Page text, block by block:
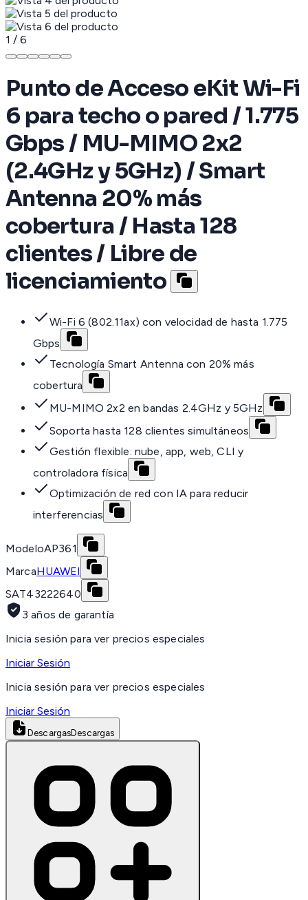
1 / 6
Punto de Acceso eKit Wi-Fi
6 para techo o pared / 1.775
Gbps / MU-MIMO 2x2
(2.4GHz y 5GHz) / Smart
Antenna 20% más
cobertura / Hasta 128
clientes / Libre de
licenciamiento
Wi-Fi 6 (802.11ax) con velocidad de hasta 1.775
Gbps
Tecnología Smart Antenna con 20% más
cobertura
MU-MIMO 2x2 en bandas 2.4GHz y 5GHz
Soporta hasta 128 clientes simultáneos
Gestión flexible: nube, app, web, CLI y
controladora física
Optimización de red con IA para reducir
interferencias
ModeloAP361
MarcaHUAWEI
SAT43222640
3 años de garantía
Inicia sesión para ver precios especiales
Iniciar Sesión
Inicia sesión para ver precios especiales
Iniciar Sesión
DescargasDescargas